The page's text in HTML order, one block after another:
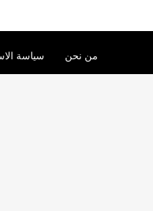
من نحن سياسة